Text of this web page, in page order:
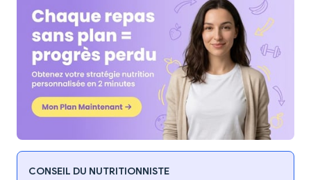
CONSEIL DU NUTRITIONNISTE